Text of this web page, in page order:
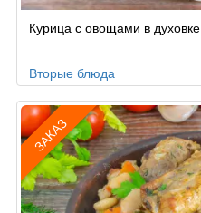
Курица с овощами в духовке
Вторые блюда
ЗАКАЗ